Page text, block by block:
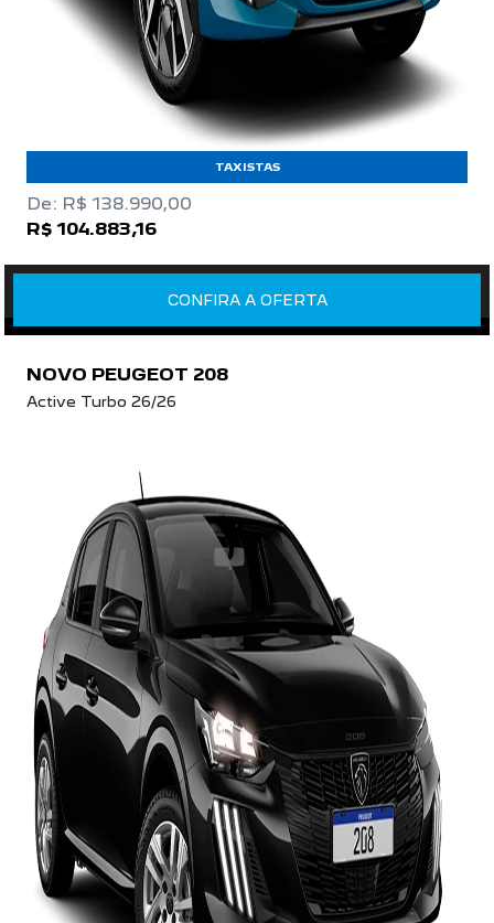
TAXISTAS
De: R$ 138.990,00
R$ 104.883,16
CONFIRA A OFERTA
NOVO PEUGEOT 208
Active Turbo 26/26